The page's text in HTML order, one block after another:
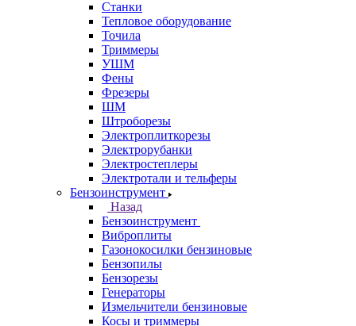
Станки
Тепловое оборудование
Точила
Триммеры
УШМ
Фены
Фрезеры
ШМ
Штроборезы
Электроплиткорезы
Электрорубанки
Электростеплеры
Электротали и тельферы
Бензоинструмент
Назад
Бензоинструмент
Виброплиты
Газонокосилки бензиновые
Бензопилы
Бензорезы
Генераторы
Измельчители бензиновые
Косы и триммеры